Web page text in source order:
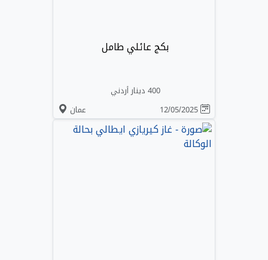
بكج عائلي طامل
400 دينار أردني
عمان